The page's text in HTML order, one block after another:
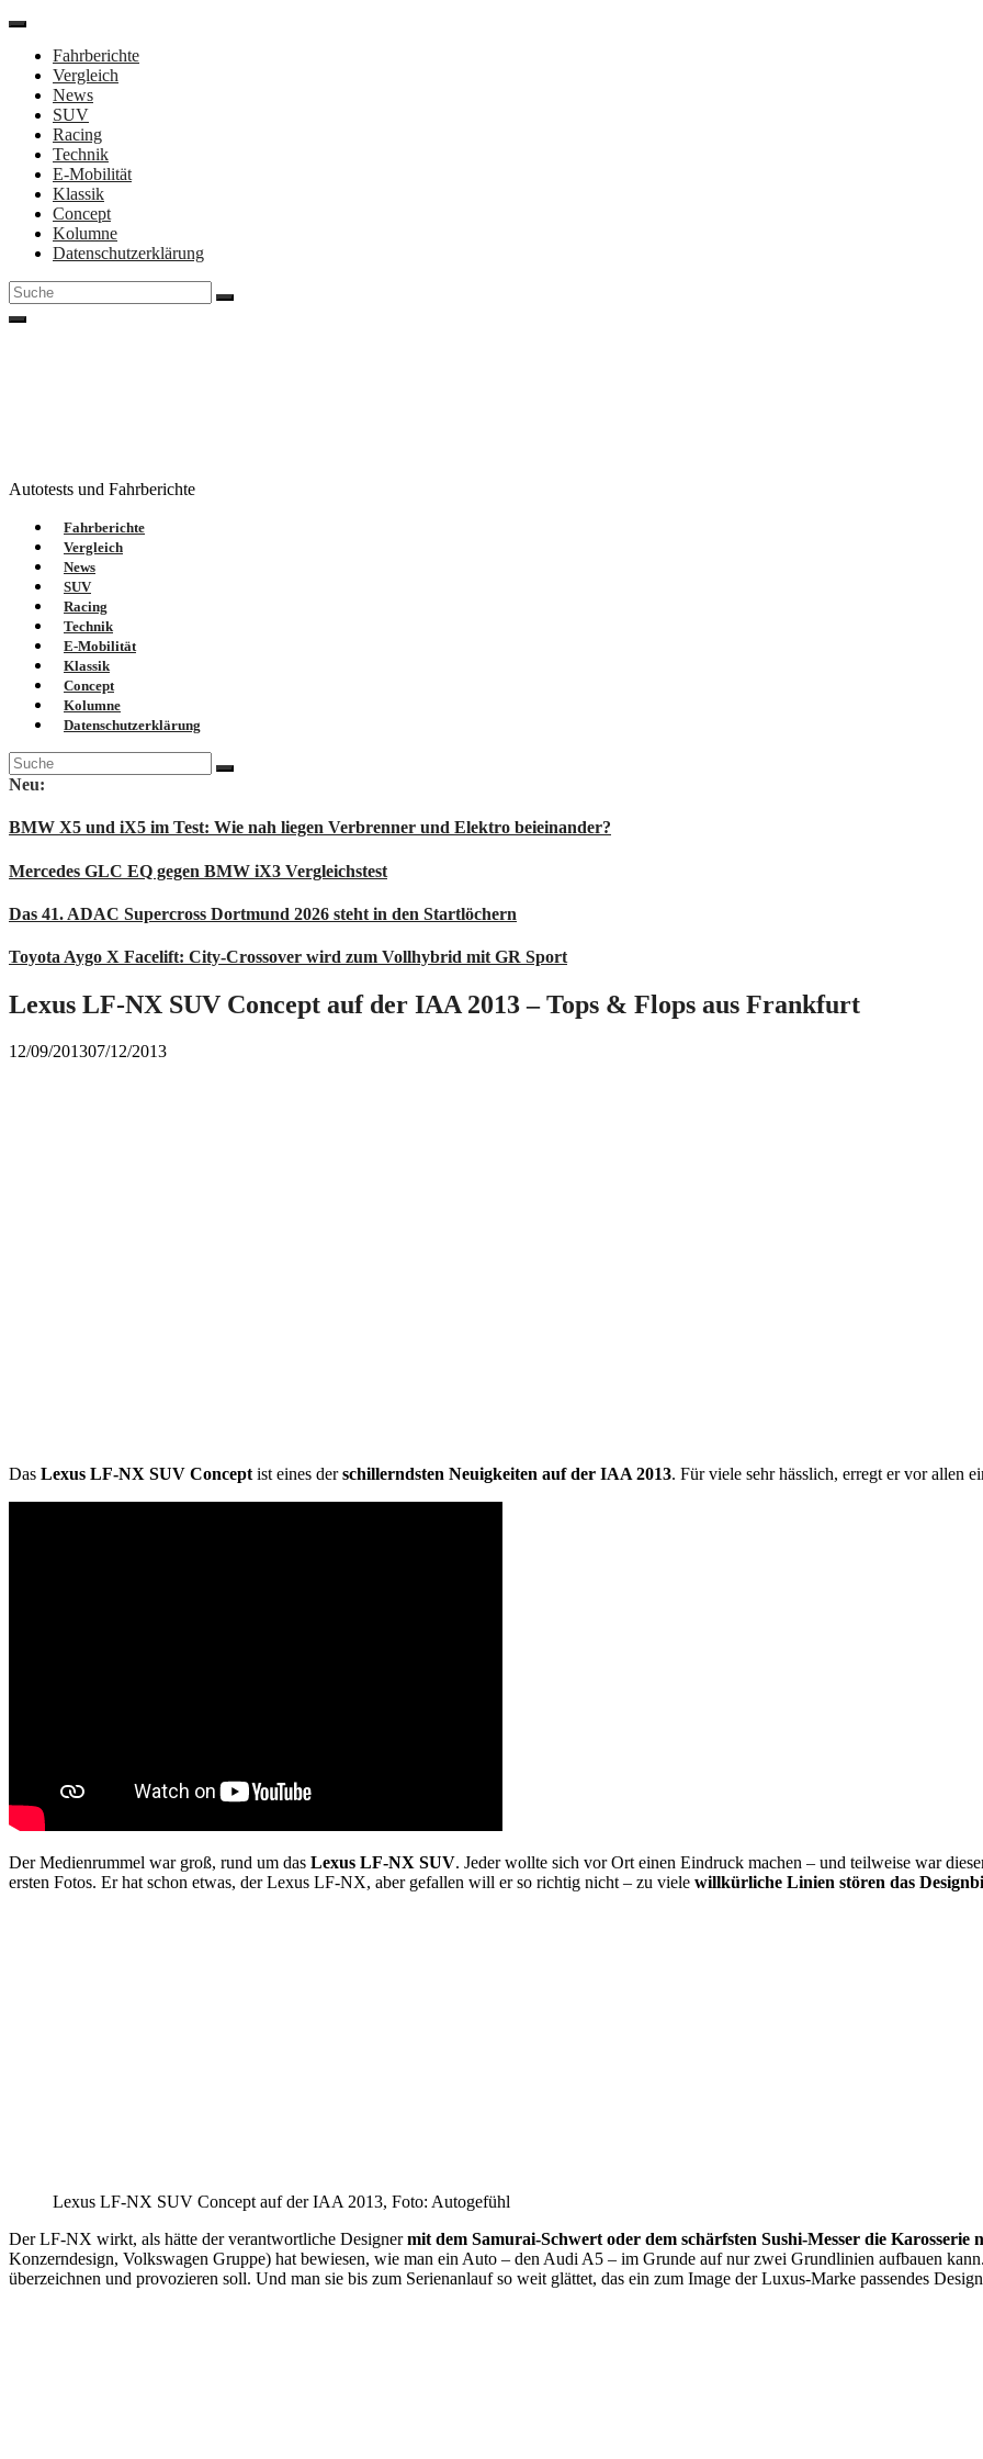
Direkt
Inhalt
Fahrberichte
Vergleich
News
SUV
Racing
Technik
E-Mobilität
Klassik
Concept
Kolumne
Datenschutzerklärung
Suche
nach:
Autotests und Fahrberichte
Fahrberichte
Vergleich
News
SUV
Racing
Technik
E-Mobilität
Klassik
Concept
Kolumne
Datenschutzerklärung
Suche
nach:
Neu:
BMW X5 und iX5 im Test: Wie nah liegen Verbrenner und Elektro beieinander?
Mercedes GLC EQ gegen BMW iX3 Vergleichstest
Das 41. ADAC Supercross Dortmund 2026 steht in den Startlöchern
Toyota Aygo X Facelift: City-Crossover wird zum Vollhybrid mit GR Sport
Lexus LF-NX SUV Concept auf der IAA 2013 – Tops & Flops aus Frankfurt
12/09/201307/12/2013
Das Lexus LF-NX SUV Concept ist eines derschillerndsten Neuigkeiten auf der IAA 2013. Für viele sehr hässlich, erregt er vor allen
Der Medienrummel war groß, rund um das Lexus LF-NX SUV. Jeder wollte sich vor Ort einen Eindruck machen – und teilweise war
ersten Fotos. Er hat schon etwas, der Lexus LF-NX, aber gefallen will er so richtig nicht – zu viele willkürliche Linien stören das
Lexus LF-NX SUV Concept auf der IAA 2013, Foto: Autogefühl
Der LF-NX wirkt, als hätte der verantwortliche Designermit dem Samurai-Schwert oder dem schärfsten Sushi-Messer die
Konzerndesign, Volkswagen Gruppe) hat bewiesen, wie man ein Auto – den Audi A5 – im Grunde auf nur zwei Grundlinien aufbauen
überzeichnen und provozieren soll. Und man sie bis zum Serienanlauf so weit glättet, das ein zum Image der Luxus-Marke passendes